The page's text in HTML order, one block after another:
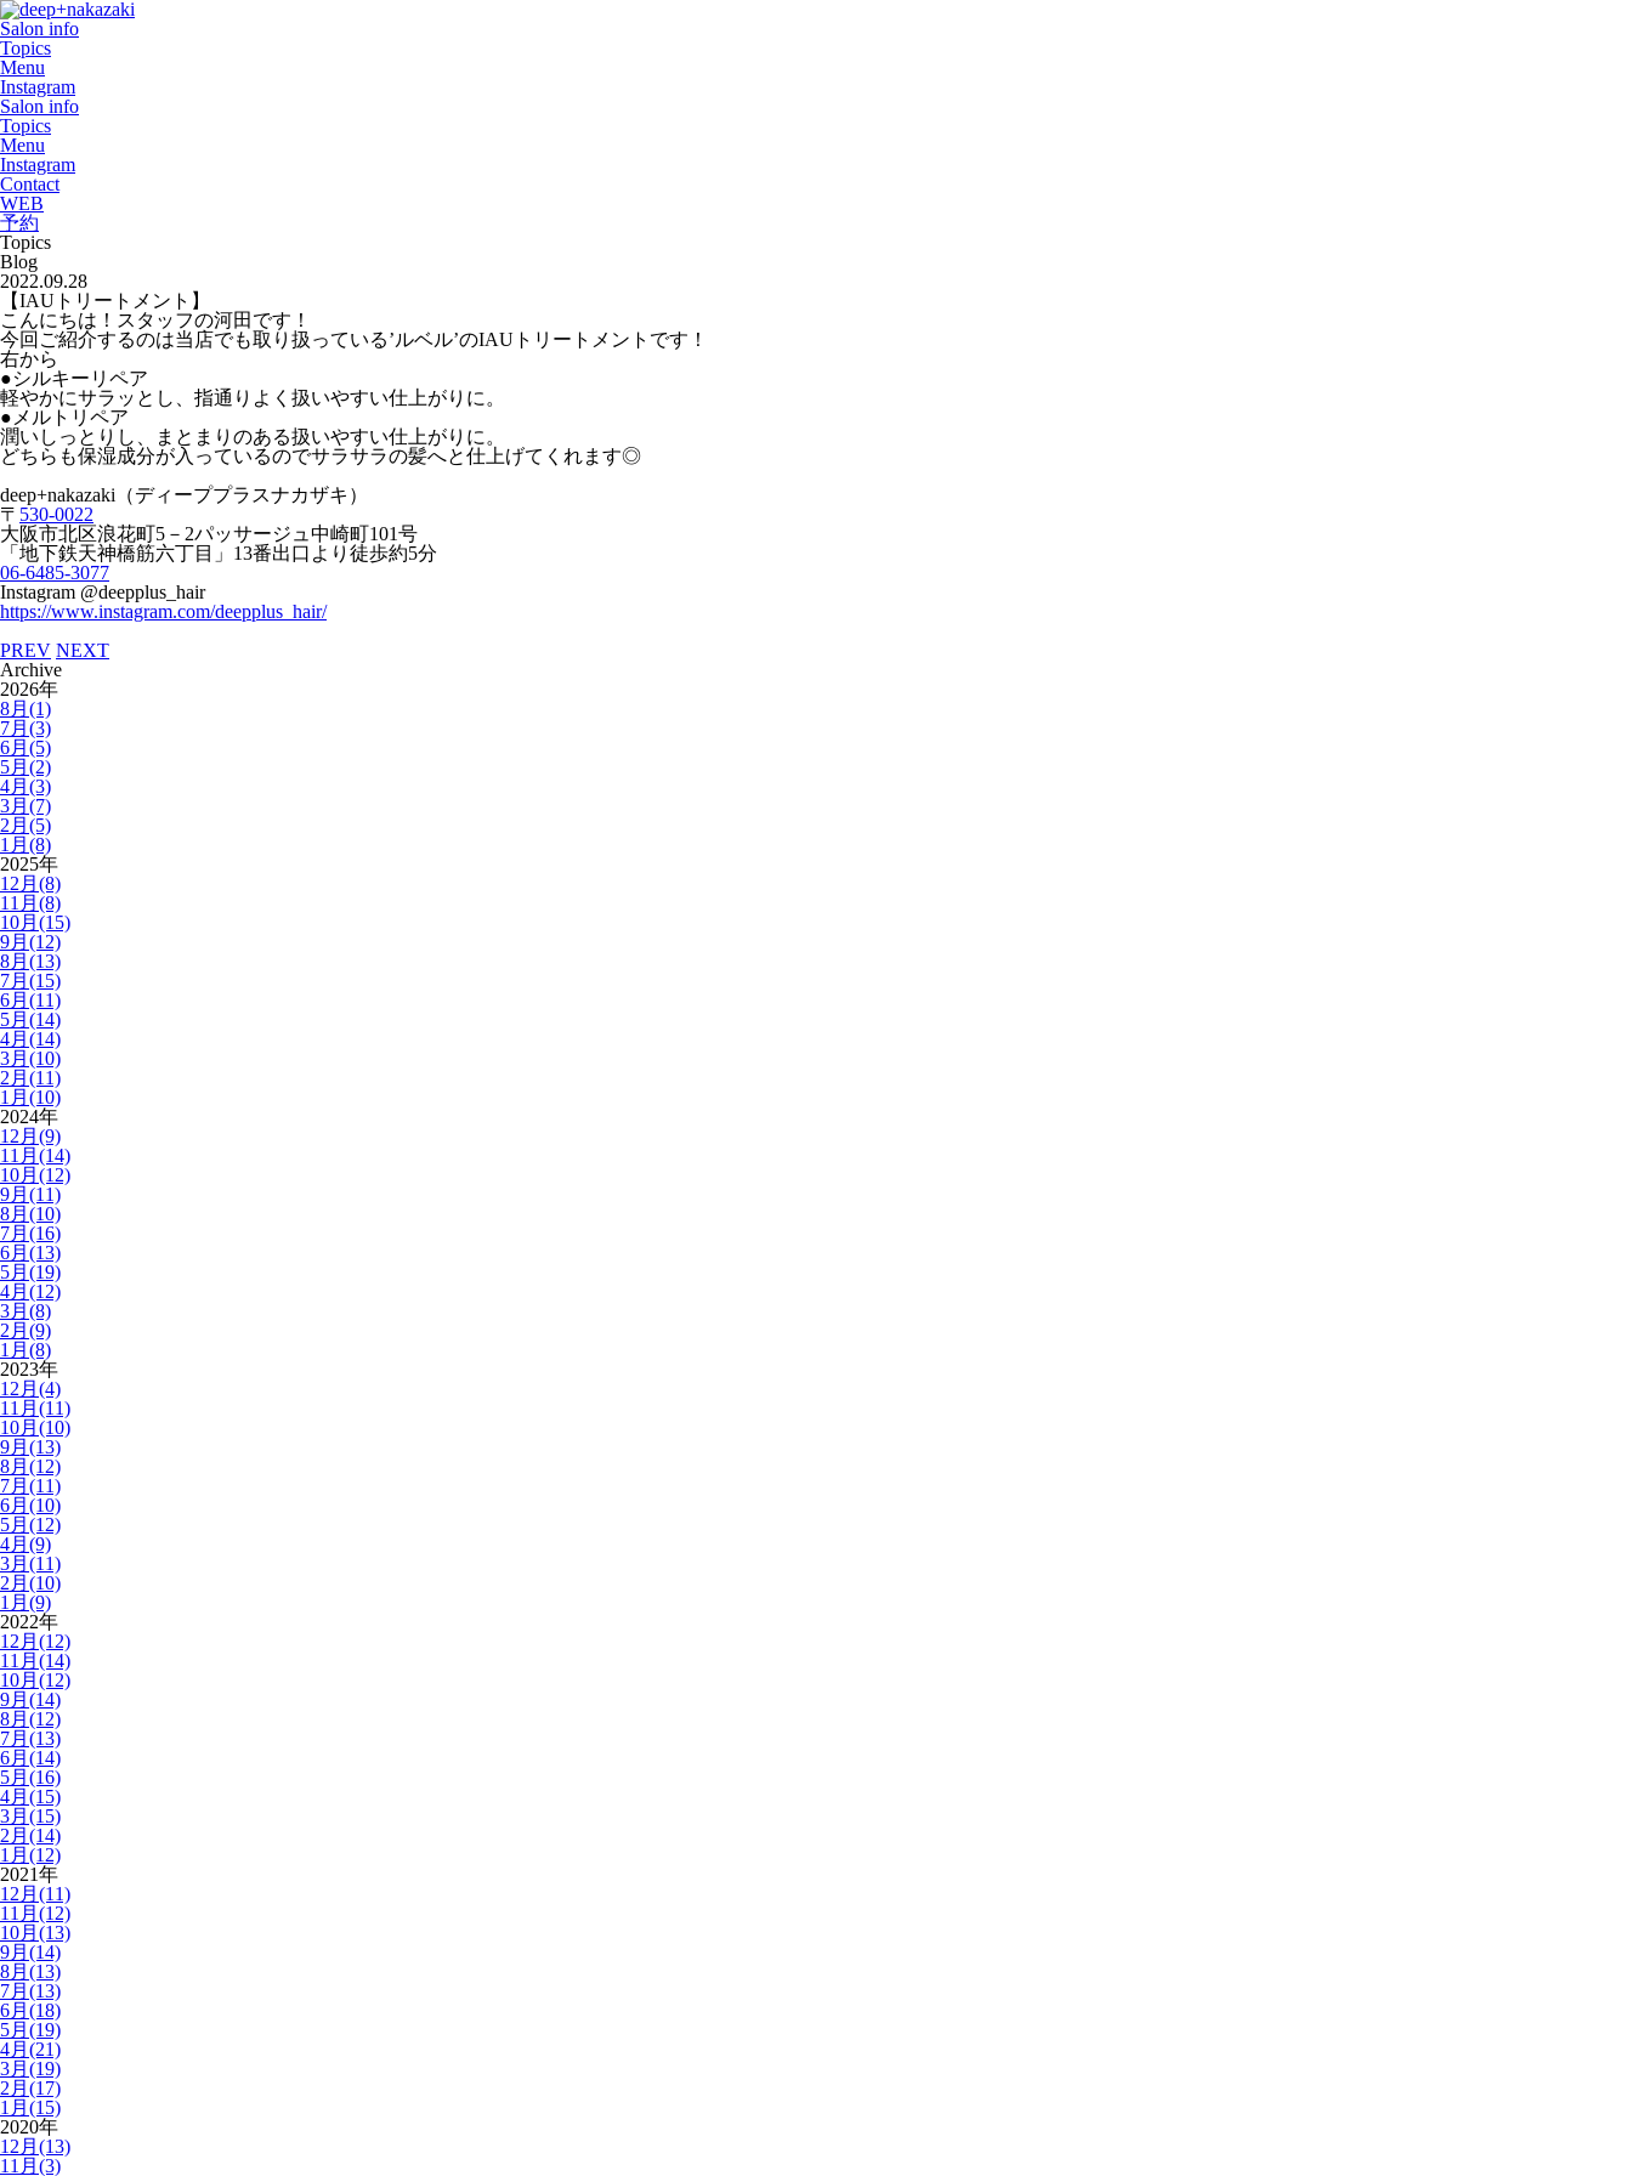
Salon info
Topics
Menu
Instagram
Salon info
Topics
Menu
Instagram
Contact
WEB
予約
Topics
Blog
2022.09.28
【IAUトリートメント】
こんにちは！スタッフの河田です！
今回ご紹介するのは当店でも取り扱っている’ルベル’のIAUトリートメントです！
右から
●シルキーリペア
軽やかにサラッとし、指通りよく扱いやすい仕上がりに。
●メルトリペア
潤いしっとりし、まとまりのある扱いやすい仕上がりに。
どちらも保湿成分が入っているのでサラサラの髪へと仕上げてくれます◎
deep+nakazaki （ディーププラスナカザキ）
〒 530-0022
大阪市北区浪花町5 － 2パッサージュ中崎町101号
「地下鉄天神橋筋六丁目」 13番出口より徒歩約5分
06-6485-3077
Instagram @deepplus_hair
https://www.instagram.com/deepplus_hair/
PREV NEXT
Archive
2026年
8月(1)
7月(3)
6月(5)
5月(2)
4月(3)
3月(7)
2月(5)
1月(8)
2025年
12月(8)
11月(8)
10月(15)
9月(12)
8月(13)
7月(15)
6月(11)
5月(14)
4月(14)
3月(10)
2月(11)
1月(10)
2024年
12月(9)
11月(14)
10月(12)
9月(11)
8月(10)
7月(16)
6月(13)
5月(19)
4月(12)
3月(8)
2月(9)
1月(8)
2023年
12月(4)
11月(11)
10月(10)
9月(13)
8月(12)
7月(11)
6月(10)
5月(12)
4月(9)
3月(11)
2月(10)
1月(9)
2022年
12月(12)
11月(14)
10月(12)
9月(14)
8月(12)
7月(13)
6月(14)
5月(16)
4月(15)
3月(15)
2月(14)
1月(12)
2021年
12月(11)
11月(12)
10月(13)
9月(14)
8月(13)
7月(13)
6月(18)
5月(19)
4月(21)
3月(19)
2月(17)
1月(15)
2020年
12月(13)
11月(3)